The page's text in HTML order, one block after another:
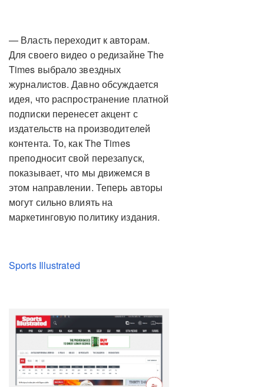
— Власть переходит к авторам.
Для своего видео о редизайне The
Times выбрало звездных
журналистов. Давно обсуждается
идея, что распространение платной
подписки перенесет акцент с
издательств на производителей
контента. То, как The Times
преподносит свой перезапуск,
показывает, что мы движемся в
этом направлении. Теперь авторы
могут сильно влиять на
маркетинговую политику издания.
Sports Illustrated